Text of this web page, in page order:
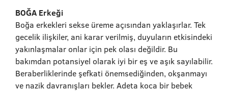
BOĞA Erkeği
Boğa erkekleri sekse üreme açısından yaklaşırlar. Tek
gecelik ilişkiler, ani karar verilmiş, duyuların etkisindeki
yakınlaşmalar onlar için pek olası değildir. Bu
bakımdan potansiyel olarak iyi bir eş ve aşık sayılabilir.
Beraberliklerinde şefkati önemsediğinden, okşanmayı
ve nazik davranışları bekler. Adeta koca bir bebek